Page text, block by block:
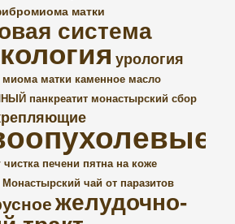
матки
система
урология
миома матки каменное масло
панкреатит монастырский сбор
чистка печени пятна на коже
Монастырский чай от паразитов
желудочно-